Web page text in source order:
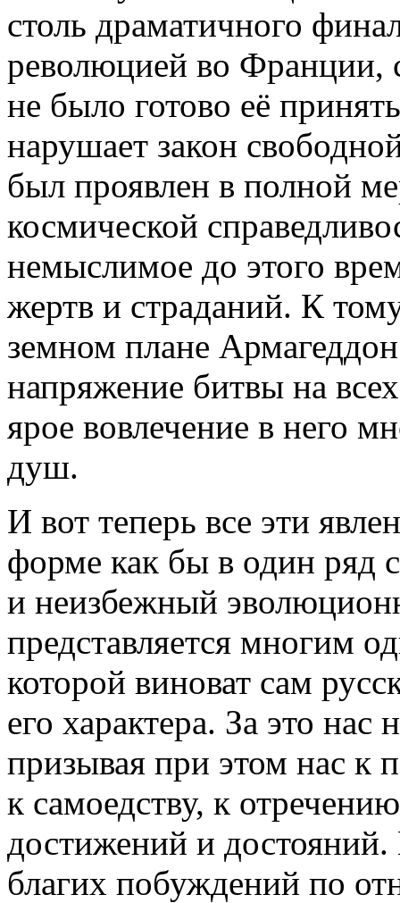
столь драматичного
революцией во Франции,
не было готово её
нарушает закон
был проявлен в полной
космической
немыслимое до этого
жертв и страданий. К
земном плане
напряжение битвы на
ярое вовлечение в него
душ.
И вот теперь все эти
форме как бы в один ряд
и неизбежный
представляется многим
которой виноват сам
его характера. За это нас
призывая при этом нас к
к самоедству, к
достижений и достояний.
благих побуждений по